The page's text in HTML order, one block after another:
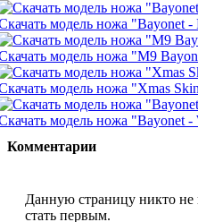
модель ножа "Bayonet -
модель ножа "M9
модель ножа "Xmas
модель ножа "Bayonet -
Комментарии
Данную страницу никто
стать первым.